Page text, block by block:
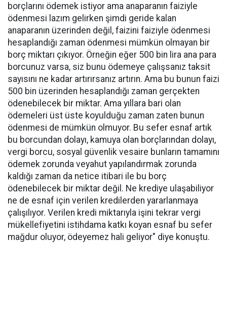
borçlarını ödemek istiyor ama anaparanın faiziyle
ödenmesi lazım gelirken şimdi geride kalan
anaparanın üzerinden değil, faizini faiziyle ödenmesi
hesaplandığı zaman ödenmesi mümkün olmayan bir
borç miktarı çıkıyor. Örneğin eğer 500 bin lira ana para
borcunuz varsa, siz bunu ödemeye çalışsanız taksit
sayısını ne kadar artırırsanız artırın. Ama bu bunun faizi
500 bin üzerinden hesaplandığı zaman gerçekten
ödenebilecek bir miktar. Ama yıllara bari olan
ödemeleri üst üste koyulduğu zaman zaten bunun
ödenmesi de mümkün olmuyor. Bu sefer esnaf artık
bu borcundan dolayı, kamuya olan borçlarından dolayı,
vergi borcu, sosyal güvenlik vesaire bunların tamamını
ödemek zorunda veyahut yapılandırmak zorunda
kaldığı zaman da netice itibari ile bu borç
ödenebilecek bir miktar değil. Ne krediye ulaşabiliyor
ne de esnaf için verilen kredilerden yararlanmaya
çalışılıyor. Verilen kredi miktarıyla işini tekrar vergi
mükellefiyetini istihdama katkı koyan esnaf bu sefer
mağdur oluyor, ödeyemez hali geliyor" diye konuştu.